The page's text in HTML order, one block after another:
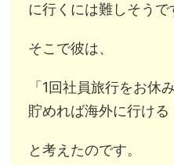
に行くには難しそうで
そこで彼は、
「1回社員旅行をお休
貯めれば海外に行ける
と考えたのです。